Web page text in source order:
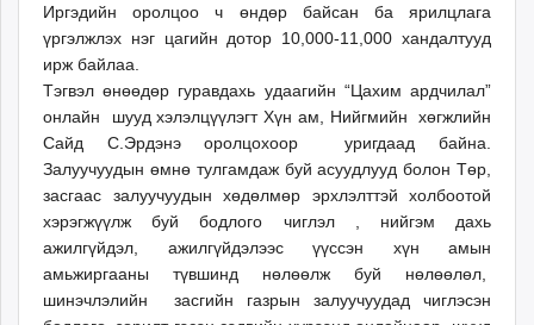
ergelt.mn
zarig.mn
today.mn
zuv.mn
mminfo.mn
ugluu.mn
urlag.mn
unen.mn
asu.mn
shudarga.mn
shuurhai.mn
Иргэдийн оролцоо ч өндөр байсан ба ярилцлага
үргэлжлэх нэг цагийн дотор 10,000-11,000 хандалтууд
ирж байлаа.
Тэгвэл өнөөдөр гуравдахь удаагийн “Цахим ардчилал”
онлайн шууд хэлэлцүүлэгт Хүн ам, Нийгмийн хөгжлийн
Сайд С.Эрдэнэ оролцохоор уригдаад байна.
Залуучуудын өмнө тулгамдаж буй асуудлууд болон Төр,
засгаас залуучуудын хөдөлмөр эрхлэлттэй холбоотой
хэрэгжүүлж буй бодлого чиглэл , нийгэм дахь
ажилгүйдэл, ажилгүйдэлээс үүссэн хүн амын
амьжиргааны түвшинд нөлөөлж буй нөлөөлөл,
шинэчлэлийн засгийн газрын залуучуудад чиглэсэн